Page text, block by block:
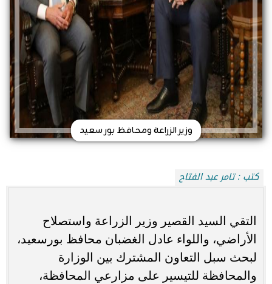
وزير الزراعة ومحافظ بور سعيد
كتب : تامر عبد الفتاح
التقي السيد القصير وزير الزراعة واستصلاح
الأراضي، واللواء عادل الغضبان محافظ بورسعيد،
لبحث سبل التعاون المشترك بين الوزارة
والمحافظة للتيسير على مزارعي المحافظة،